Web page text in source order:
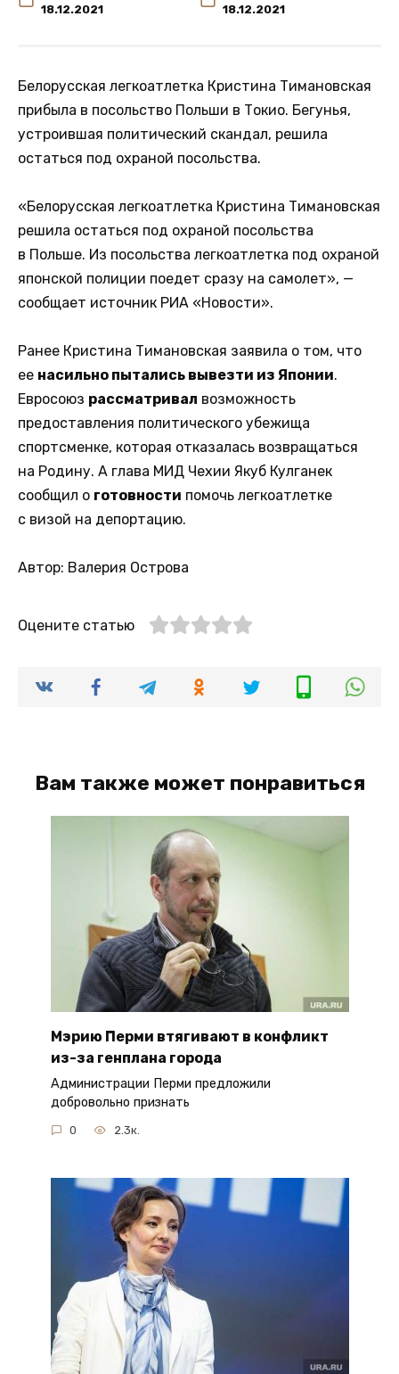
18.12.2021 18.12.2021
Белорусская легкоатлетка Кристина Тимановская
прибыла в посольство Польши в Токио. Бегунья,
устроившая политический скандал, решила
остаться под охраной посольства.
«Белорусская легкоатлетка Кристина Тимановская
решила остаться под охраной посольства
в Польше. Из посольства легкоатлетка под охраной
японской полиции поедет сразу на самолет», —
сообщает источник РИА «Новости».
Ранее Кристина Тимановская заявила о том, что
ее насильно пытались вывезти из Японии.
Евросоюз рассматривал возможность
предоставления политического убежища
спортсменке, которая отказалась возвращаться
на Родину. А глава МИД Чехии Якуб Кулганек
сообщил о готовности помочь легкоатлетке
с визой на депортацию.
Автор: Валерия Острова
Оцените статью
Вам также может понравиться
Мэрию Перми втягивают в конфликт
из-за генплана города
Администрации Перми предложили
добровольно признать
0 2.3к.